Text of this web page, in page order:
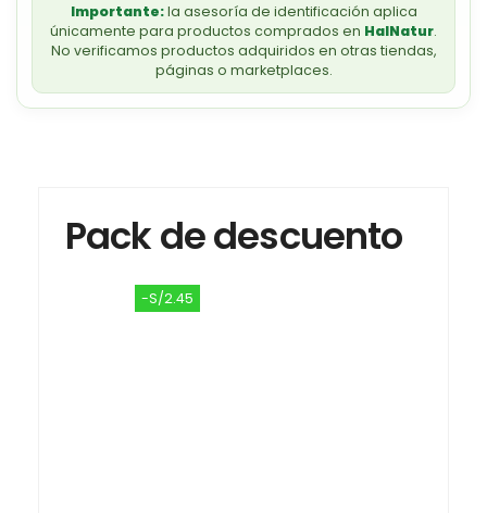
Importante:la asesoría de identificación aplica
únicamente para productos comprados en HalNatur.
No verificamos productos adquiridos en otras tiendas,
páginas o marketplaces.
Pack de descuento
-S/2.45